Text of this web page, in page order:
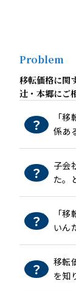
Problem
移転価格に関
辻󠄀・本郷にご
「
係あ
子会
た。
「
いん
移転
を知